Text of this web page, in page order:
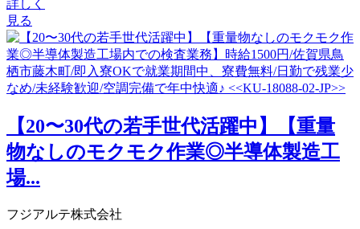
詳しく
見る
【20〜30代の若手世代活躍中】【重量
物なしのモクモク作業◎半導体製造工
場...
フジアルテ株式会社